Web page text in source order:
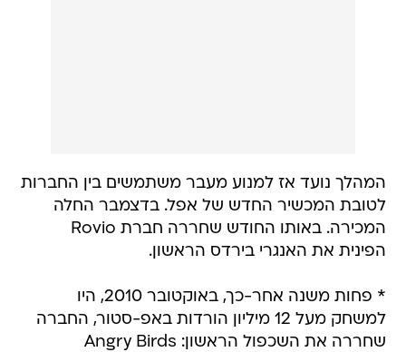
המהלך נועד אז למנוע מעבר משתמשים בין החברות
לטובת המכשיר החדש של אפל. בדצמבר החלה
המכירה. באותו החודש שחררה חברת Rovio
הפינית את האנגרי בירדס הראשון.
* פחות משנה אחר-כך, באוקטובר 2010, היו
למשחק מעל 12 מיליון הורדות באפ-סטור, החברה
שחררה את השכפול הראשון: Angry Birds